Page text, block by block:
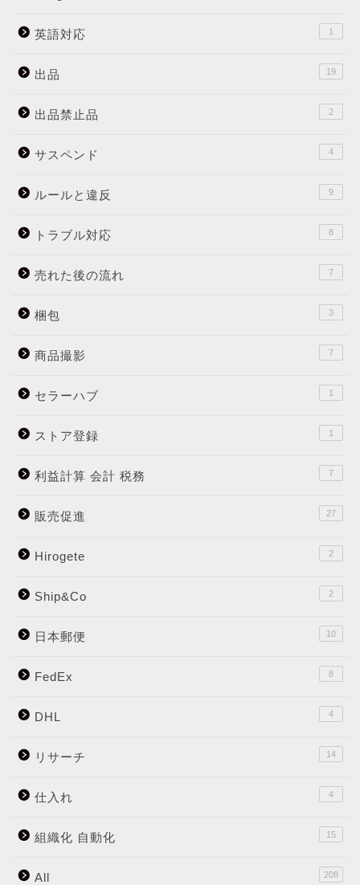
英語対応 1
出品 19
出品禁止品 2
サスペンド 4
ルールと違反 9
トラブル対応 8
売れた後の流れ 7
梱包 3
商品撮影 7
セラーハブ 1
ストア登録 1
利益計算 会計 税務 7
販売促進 27
Hirogete 2
Ship&Co 2
日本郵便 10
FedEx 8
DHL 4
リサーチ 14
仕入れ 4
組織化 自動化 15
All 208